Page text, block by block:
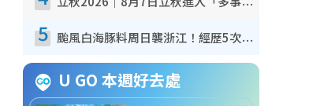
立秋2026｜8月7日立秋進入「多事之秋」 3件事唔做得！專家教6招開運 清枱頭／銀包納氣接好運
5 颱風白海豚料周日襲浙江！經歷5次「眼牆置換」極罕見 成登陸內地最長途颱風
U GO 本週好去處